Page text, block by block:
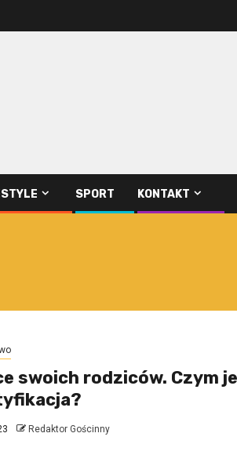
SPORT KONTAKT
swoich rodziców. Czym
Redaktor Gościnny